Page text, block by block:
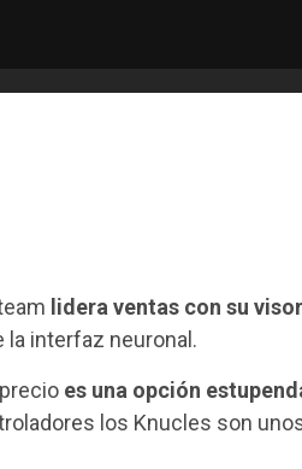
lidera ventas con su
interfaz neuronal.
es una opción
los Knucles son